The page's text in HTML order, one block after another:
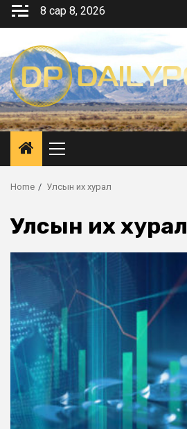
Skip
8 сар 8, 2026
Primary
Menu
Home Улсын их хурал
Улсын их хурал